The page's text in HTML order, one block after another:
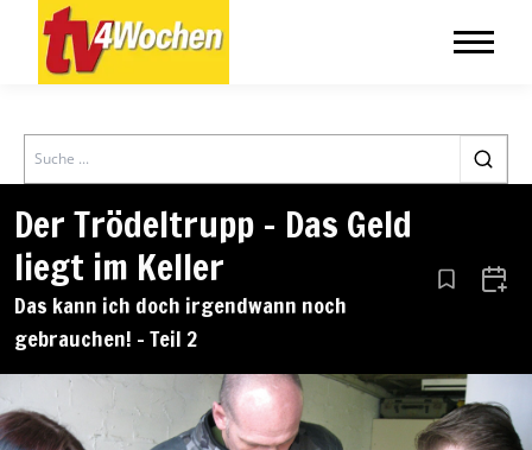
Search
Der Trödeltrupp – Das Geld
liegt im Keller
Das kann ich doch irgendwann noch
gebrauchen! – Teil 2
Aus den